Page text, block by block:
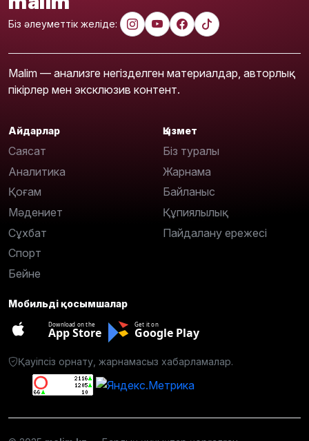
Біз әлеуметтік желіде:
Malim — анализге негізделген материалдар, авторлық
пікірлер мен эксклюзив контент.
Айдарлар
Саясат
Аналитика
Қоғам
Мәдениет
Сұхбат
Спорт
Бейне
Қызмет
Біз туралы
Жарнама
Байланыс
Құпиялылық
Пайдалану ережесі
Мобильді қосымшалар
Download on the
App Store
Get it on
Google Play
Қауіпсіз орнату, жарнамасыз хабарламалар.